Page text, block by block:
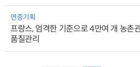
연중기획
프랑스, 엄격한 기준으로 4만여 개 농촌
품질관리